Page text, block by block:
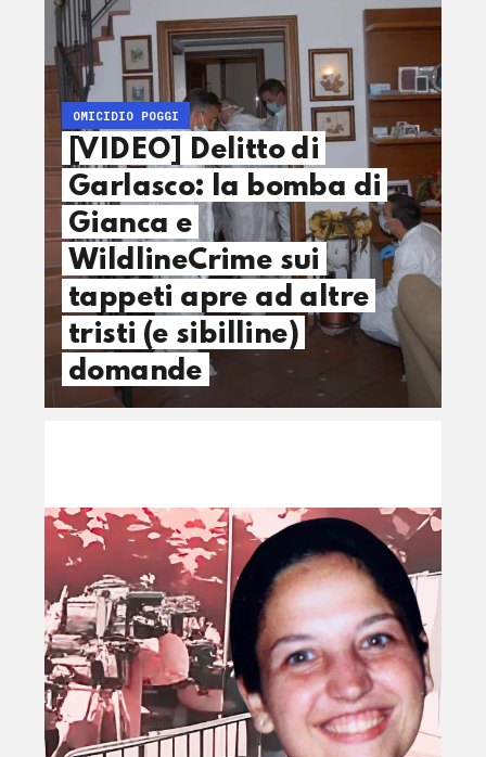
OMICIDIO POGGI
[VIDEO] Delitto di
Garlasco: la bomba di
Gianca e
WildlineCrime sui
tappeti apre ad altre
tristi (e sibilline)
domande